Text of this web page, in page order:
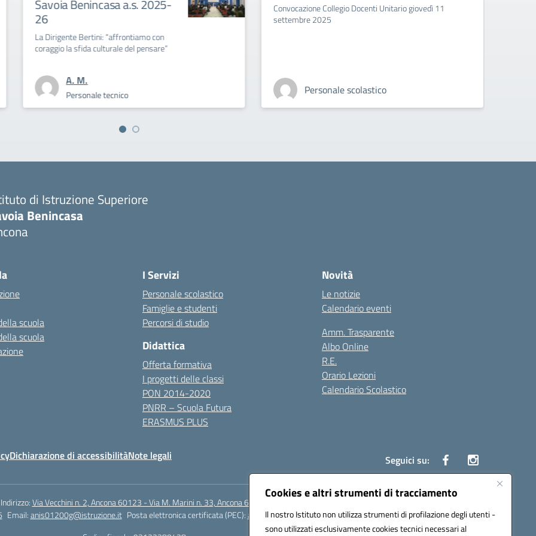
Cookies e altri strumenti di tracciamento
Il nostro Istituto non utilizza strumenti di profilazione degli utenti -
sono utilizzati esclusivamente cookies tecnici necessari al
Benincasa a.s. 2025-
Bertini: “affrontiamo con
sfida culturale del pensare”
Personale tecnico
Convocazione Collegio Docenti Unitario giovedì 11
settembre 2025
Personale scolastico
Convocazione Collegio
di Istruzione Superiore
Benincasa
scuola
scuola
I Servizi
Personale scolastico
Famiglie e studenti
Percorsi di studio
Didattica
Offerta formativa
I progetti delle classi
PON 2014-2020
PNRR – Scuola Futura
ERASMUS PLUS
Novità
Le notizie
Calendario eventi
Amm. Trasparente
Albo Online
R.E.
Orario Lezioni
Calendario Scolastico
Dichiarazione di accessibilitàNote legali Seguici su:
Indirizzo:Via Vecchini n. 2, Ancona 60123 - Via M. Marini n. 33, Ancona 60129
Email:anis01200g@istruzione.it Posta elettronica certificata (PEC):anis01200g@pec.istruzione.it